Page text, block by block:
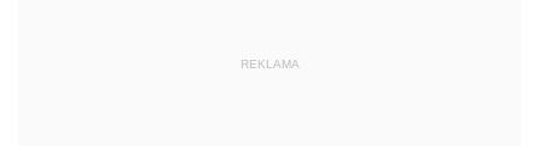
REKLAMA